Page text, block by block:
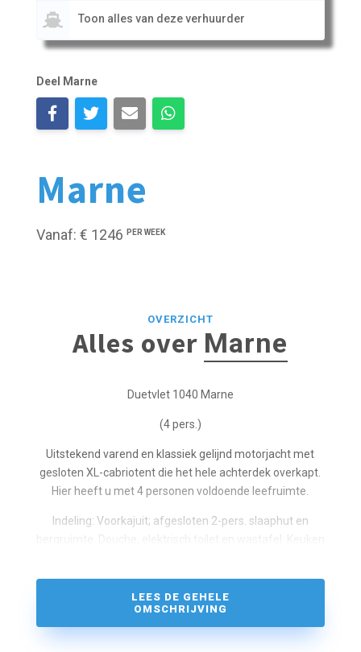
Marne
Vanaf: € 1246 PER WEEK
Toon alles van deze verhuurder
Deel Marne
OVERZICHT
Alles over Marne
Duetvlet 1040 Marne
(4 pers.)
Uitstekend varend en klassiek gelijnd motorjacht met
gesloten XL-cabriotent die het hele achterdek overkapt.
Hier heeft u met 4 personen voldoende leefruimte.
Indeling: Voorkajuit; afgesloten 2-pers. slaaphut en
voor 4 personen. Salon met gezellige zithoek en
stuurstand. Achterkajuit; Ruime 2-persoons slaaphut
met 2e wastafel voor optimale privacy, bergruimte.
LEES DE GEHELE
OMSCHRIJVING